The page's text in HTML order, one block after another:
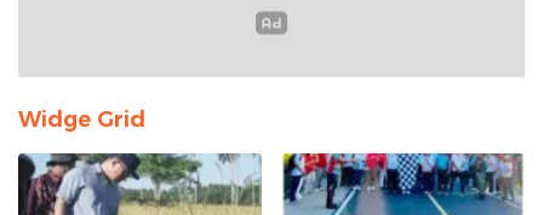
Widge Grid